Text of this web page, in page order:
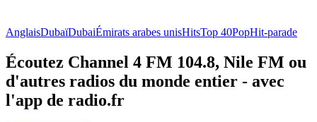
AnglaisDubaïDubaiÉmirats arabes unisHitsTop 40PopHit-parade
Écoutez Channel 4 FM 104.8, Nile FM ou
d'autres radios du monde entier - avec
l'app de radio.fr